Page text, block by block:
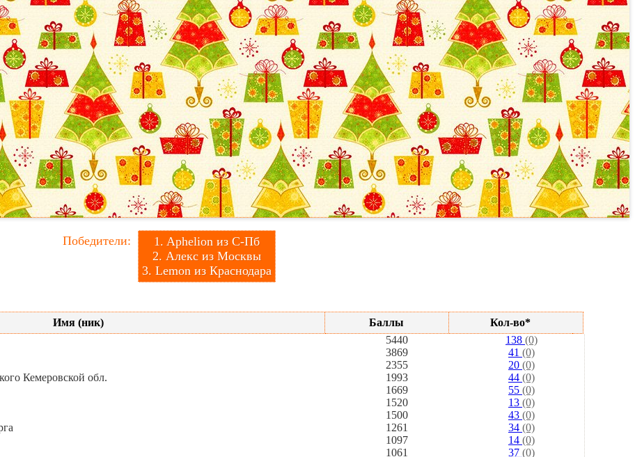
Победители:
1. Aphelion из С-Пб
2. Алекс из Москвы
3. Lemon из Краснодара
Имя (ник) Баллы
Кол-во*
5440 138 (0)
3869 41 (0)
2355 20 (0)
Кемеровской обл. 1993 44 (0)
1669 55 (0)
1520 13 (0)
1500 43 (0)
1261 34 (0)
1097 14 (0)
1061 37 (0)